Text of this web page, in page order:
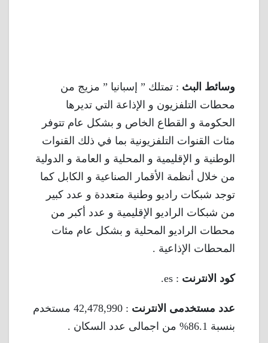
وسائط البث : تمتلك ” إسبانيا ” مزيج من
محطات التلفزيون و الإذاعة التي تديرها
الحكومة و القطاع الخاص و بشكل عام تتوفر
مئات القنوات التلفزيونية بما في ذلك القنوات
الوطنية و الإقليمية و المحلية و العامة و الدولية
من خلال أنظمة الأقمار الصناعية و الكابل كما
توجد شبكات راديو وطنية متعددة و عدد كبير
من شبكات الراديو الإقليمية و عدد أكبر من
محطات الراديو المحلية و بشكل عام مئات
المحطات الإذاعية .
كود الانترنت : es.
عدد مستخدمى الانترنت
: 42,478,990 مستخدم
بنسبة 86.1% من اجمالى عدد السكان .